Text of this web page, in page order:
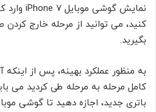
نمایش گوشی موبایل iPhone 7 وارد کنید،
کنید، می توانید از مرحله خارج
بگیرید.
به منظور عملکرد بهینه، پس از اینکه
کامل مرحله به مرحله طی کردید می